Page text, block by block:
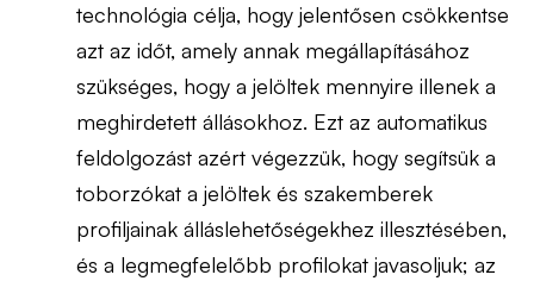
technológia célja, hogy jelentősen csökkentse
azt az időt, amely annak megállapításához
szükséges, hogy a jelöltek mennyire illenek a
meghirdetett állásokhoz. Ezt az automatikus
feldolgozást azért végezzük, hogy segítsük a
toborzókat a jelöltek és szakemberek
profiljainak álláslehetőségekhez illesztésében,
és a legmegfelelőbb profilokat javasoljuk; az